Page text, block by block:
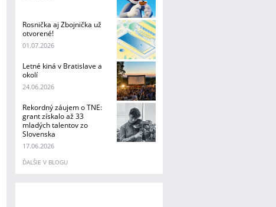
Rosnička aj Zbojnička už
otvorené!
01.07.2026
Letné kiná v Bratislave a
okolí
24.06.2026
Rekordný záujem o TNE:
grant získalo až 33
mladých talentov zo
Slovenska
17.06.2026
ĎALŠIE V BLOGU